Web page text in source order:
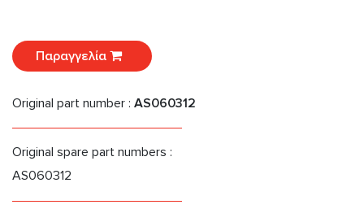
Παραγγελία
Original part number : AS060312
Original spare part numbers :
AS060312